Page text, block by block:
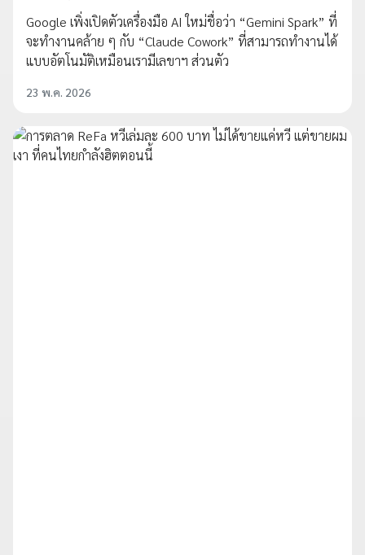
Google เพิ่งเปิดตัวเครื่องมือ AI ใหม่ชื่อว่า “Gemini Spark” ที่
จะทำงานคล้าย ๆ กับ “Claude Cowork” ที่สามารถทำงานได้
แบบอัตโนมัติเหมือนเรามีเลขาฯ ส่วนตัว
23 พ.ค. 2026